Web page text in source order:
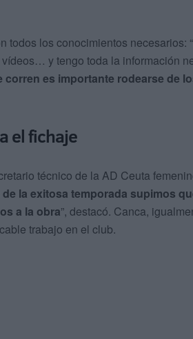
todos los conocimientos necesarios:
y tengo toda la información
corren es importante rodearse de
el fichaje
técnico de la AD Ceuta
la exitosa temporada supimos
a la obra”, destacó. Canca,
trabajo en el club.